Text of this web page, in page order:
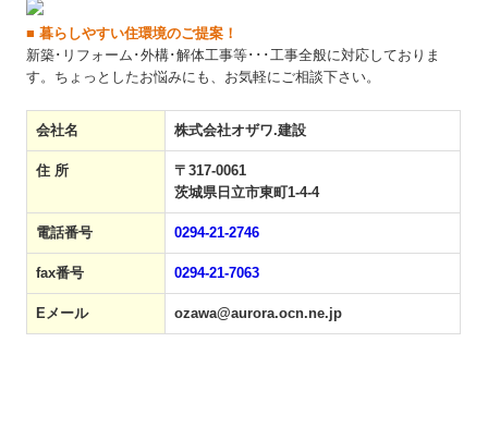
■ 暮らしやすい住環境のご提案！
新築･リフォーム･外構･解体工事等･･･工事全般に対応しておりま
す。ちょっとしたお悩みにも、お気軽にご相談下さい。
会社名 株式会社オザワ.建設
住 所
〒317-0061
茨城県日立市東町1-4-4
電話番号 0294-21-2746
fax番号 0294-21-7063
Eメール ozawa@aurora.ocn.ne.jp